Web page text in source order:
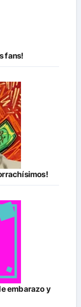
fans!
embarazo y